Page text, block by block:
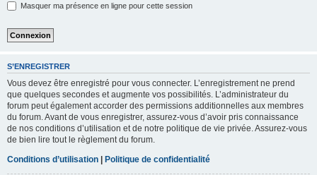
Masquer ma présence en ligne pour cette session
S’ENREGISTRER
Vous devez être enregistré pour vous connecter. L’enregistrement ne prend
que quelques secondes et augmente vos possibilités. L’administrateur du
forum peut également accorder des permissions additionnelles aux membres
du forum. Avant de vous enregistrer, assurez-vous d’avoir pris connaissance
de nos conditions d’utilisation et de notre politique de vie privée. Assurez-vous
de bien lire tout le règlement du forum.
Conditions d’utilisation | Politique de confidentialité